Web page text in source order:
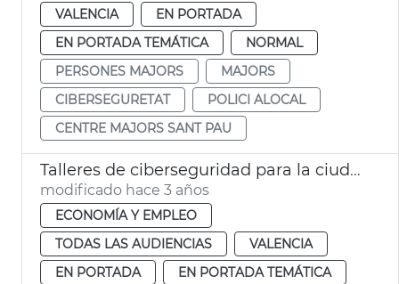
VALENCIA
EN PORTADA
EN PORTADA TEMÁTICA
NORMAL
PERSONES MAJORS
MAJORS
CIBERSEGURETAT
POLICI ALOCAL
CENTRE MAJORS SANT PAU
Talleres de ciberseguridad para la ciudadanía
modificado hace 3 años
ECONOMÍA Y EMPLEO
TODAS LAS AUDIENCIAS
VALENCIA
EN PORTADA
EN PORTADA TEMÁTICA